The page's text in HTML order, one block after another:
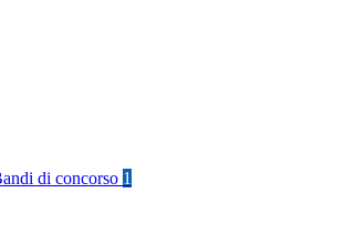
di concorso 1